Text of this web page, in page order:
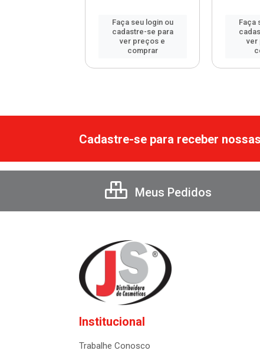
Faça seu login ou
cadastre-se para
ver preços e
comprar
Faça
ver
Cadastre-se para receber
Meus Pedidos
Institucional
Trabalhe Conosco